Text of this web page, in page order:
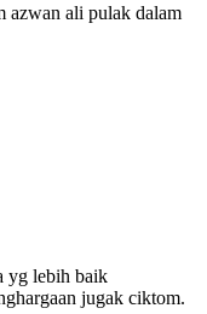
azwan ali pulak dalam
yg lebih baik
jugak ciktom.